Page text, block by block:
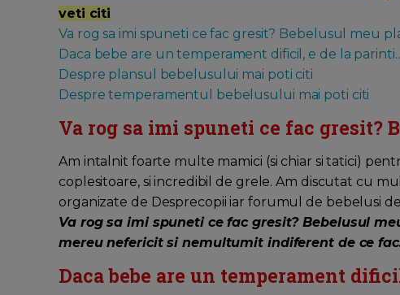
veti citi
Va rog sa imi spuneti ce fac gresit? Bebelusul meu
Daca bebe are un temperament dificil, e de la parinti...
Despre plansul bebelusului mai poti citi
Despre temperamentul bebelusului mai poti citi
Va rog sa imi spuneti ce fac gresit?
Am intalnit foarte multe mamici (si chiar si tatici)
coplesitoare, si incredibil de grele. Am discutat cu
organizate de Desprecopii iar forumul de bebelusi
Va rog sa imi spuneti ce fac gresit? Bebelusul
mereu nefericit si nemultumit indiferent de ce
Daca bebe are un temperament